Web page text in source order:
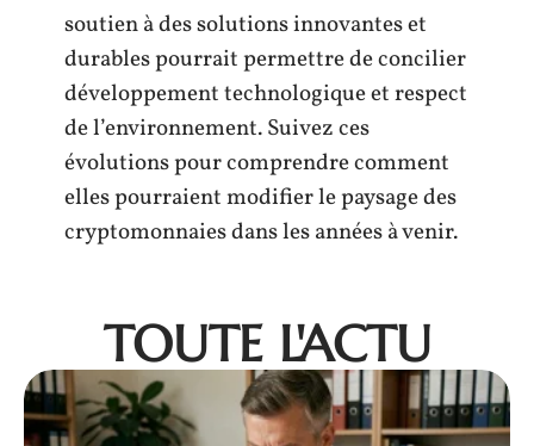
soutien à des solutions innovantes et
durables pourrait permettre de concilier
développement technologique et respect
de l’environnement. Suivez ces
évolutions pour comprendre comment
elles pourraient modifier le paysage des
cryptomonnaies dans les années à venir.
TOUTE L'ACTU